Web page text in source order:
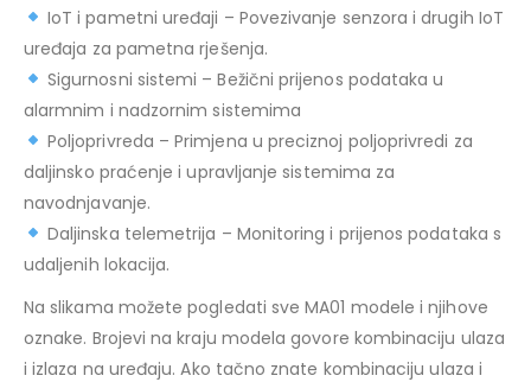
IoT i pametni uređaji – Povezivanje senzora i drugih IoT
uređaja za pametna rješenja.
Sigurnosni sistemi – Bežični prijenos podataka u
alarmnim i nadzornim sistemima
Poljoprivreda – Primjena u preciznoj poljoprivredi za
daljinsko praćenje i upravljanje sistemima za
navodnjavanje.
Daljinska telemetrija – Monitoring i prijenos podataka s
udaljenih lokacija.
Na slikama možete pogledati sve MA01 modele i njihove
oznake. Brojevi na kraju modela govore kombinaciju ulaza
i izlaza na uređaju. Ako tačno znate kombinaciju ulaza i